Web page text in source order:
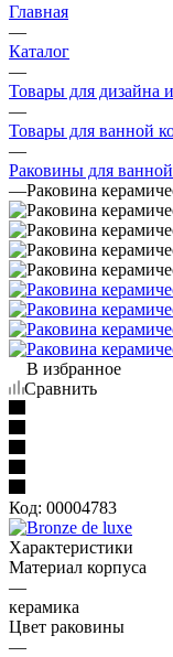
Главная
—
Каталог
—
Товары для дизайна
—
Товары для ванной
—
Раковины для
—Раковина
В избранное
Сравнить
Код: 00004783
Характеристики
Материал корпуса
—
керамика
Цвет раковины
—